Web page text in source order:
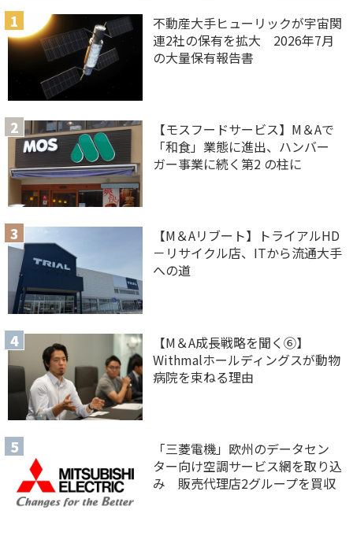
不動産大手ヒューリックが宇宙関
連2社の保有を拡大 2026年7月
の大量保有報告書
【モスフードサービス】M＆Aで
「和食」業態に進出、ハンバー
ガー事業に続く第2 の柱に
【M＆Aリブート】トライアルHD
－リサイクル店、ITから流通大手
への道
【M＆A 成長戦略を聞く⑥】
Withmalホールディングスが動物
病院を束ねる理由
「三菱電機」欧州のデータセン
ター向け空調サービス網を取り込
み 販売代理店2グループを買収